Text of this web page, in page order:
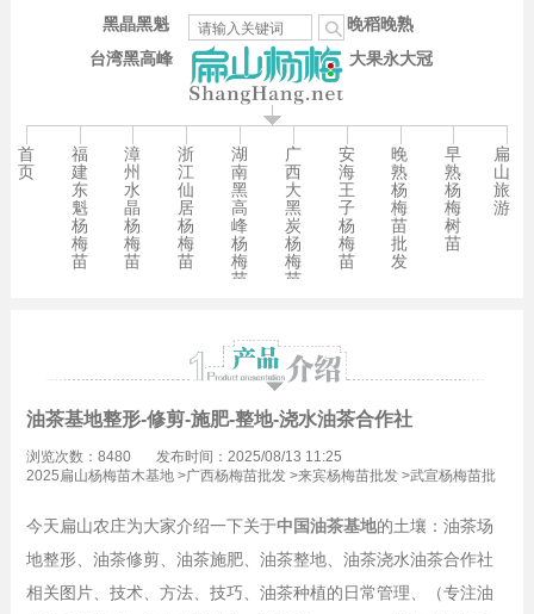
台湾黑高峰
晚稻晚熟
大果永大冠
黑晶黑魁
首
页
福
建
东
魁
杨
梅
苗
漳
州
水
晶
杨
梅
苗
浙
江
仙
居
杨
梅
苗
湖
南
黑
高
峰
杨
梅
苗
广
西
大
黑
炭
杨
梅
苗
安
海
王
子
杨
梅
苗
晚
熟
杨
梅
苗
批
发
早
熟
杨
梅
树
苗
扁
山
旅
游
油茶基地整形-修剪-施肥-整地-浇水油茶合作社
浏览次数：8480
发布时间：2025/08/13 11:25
2025扁山杨梅苗木基地>广西杨梅苗批发>来宾杨梅苗批发>武宣杨梅苗批
今天扁山农庄为大家介绍一下关于中国油茶基地的土壤：油茶场
地整形、油茶修剪、油茶施肥、油茶整地、油茶浇水油茶合作社
相关图片、技术、方法、技巧、油茶种植的日常管理、（专注油